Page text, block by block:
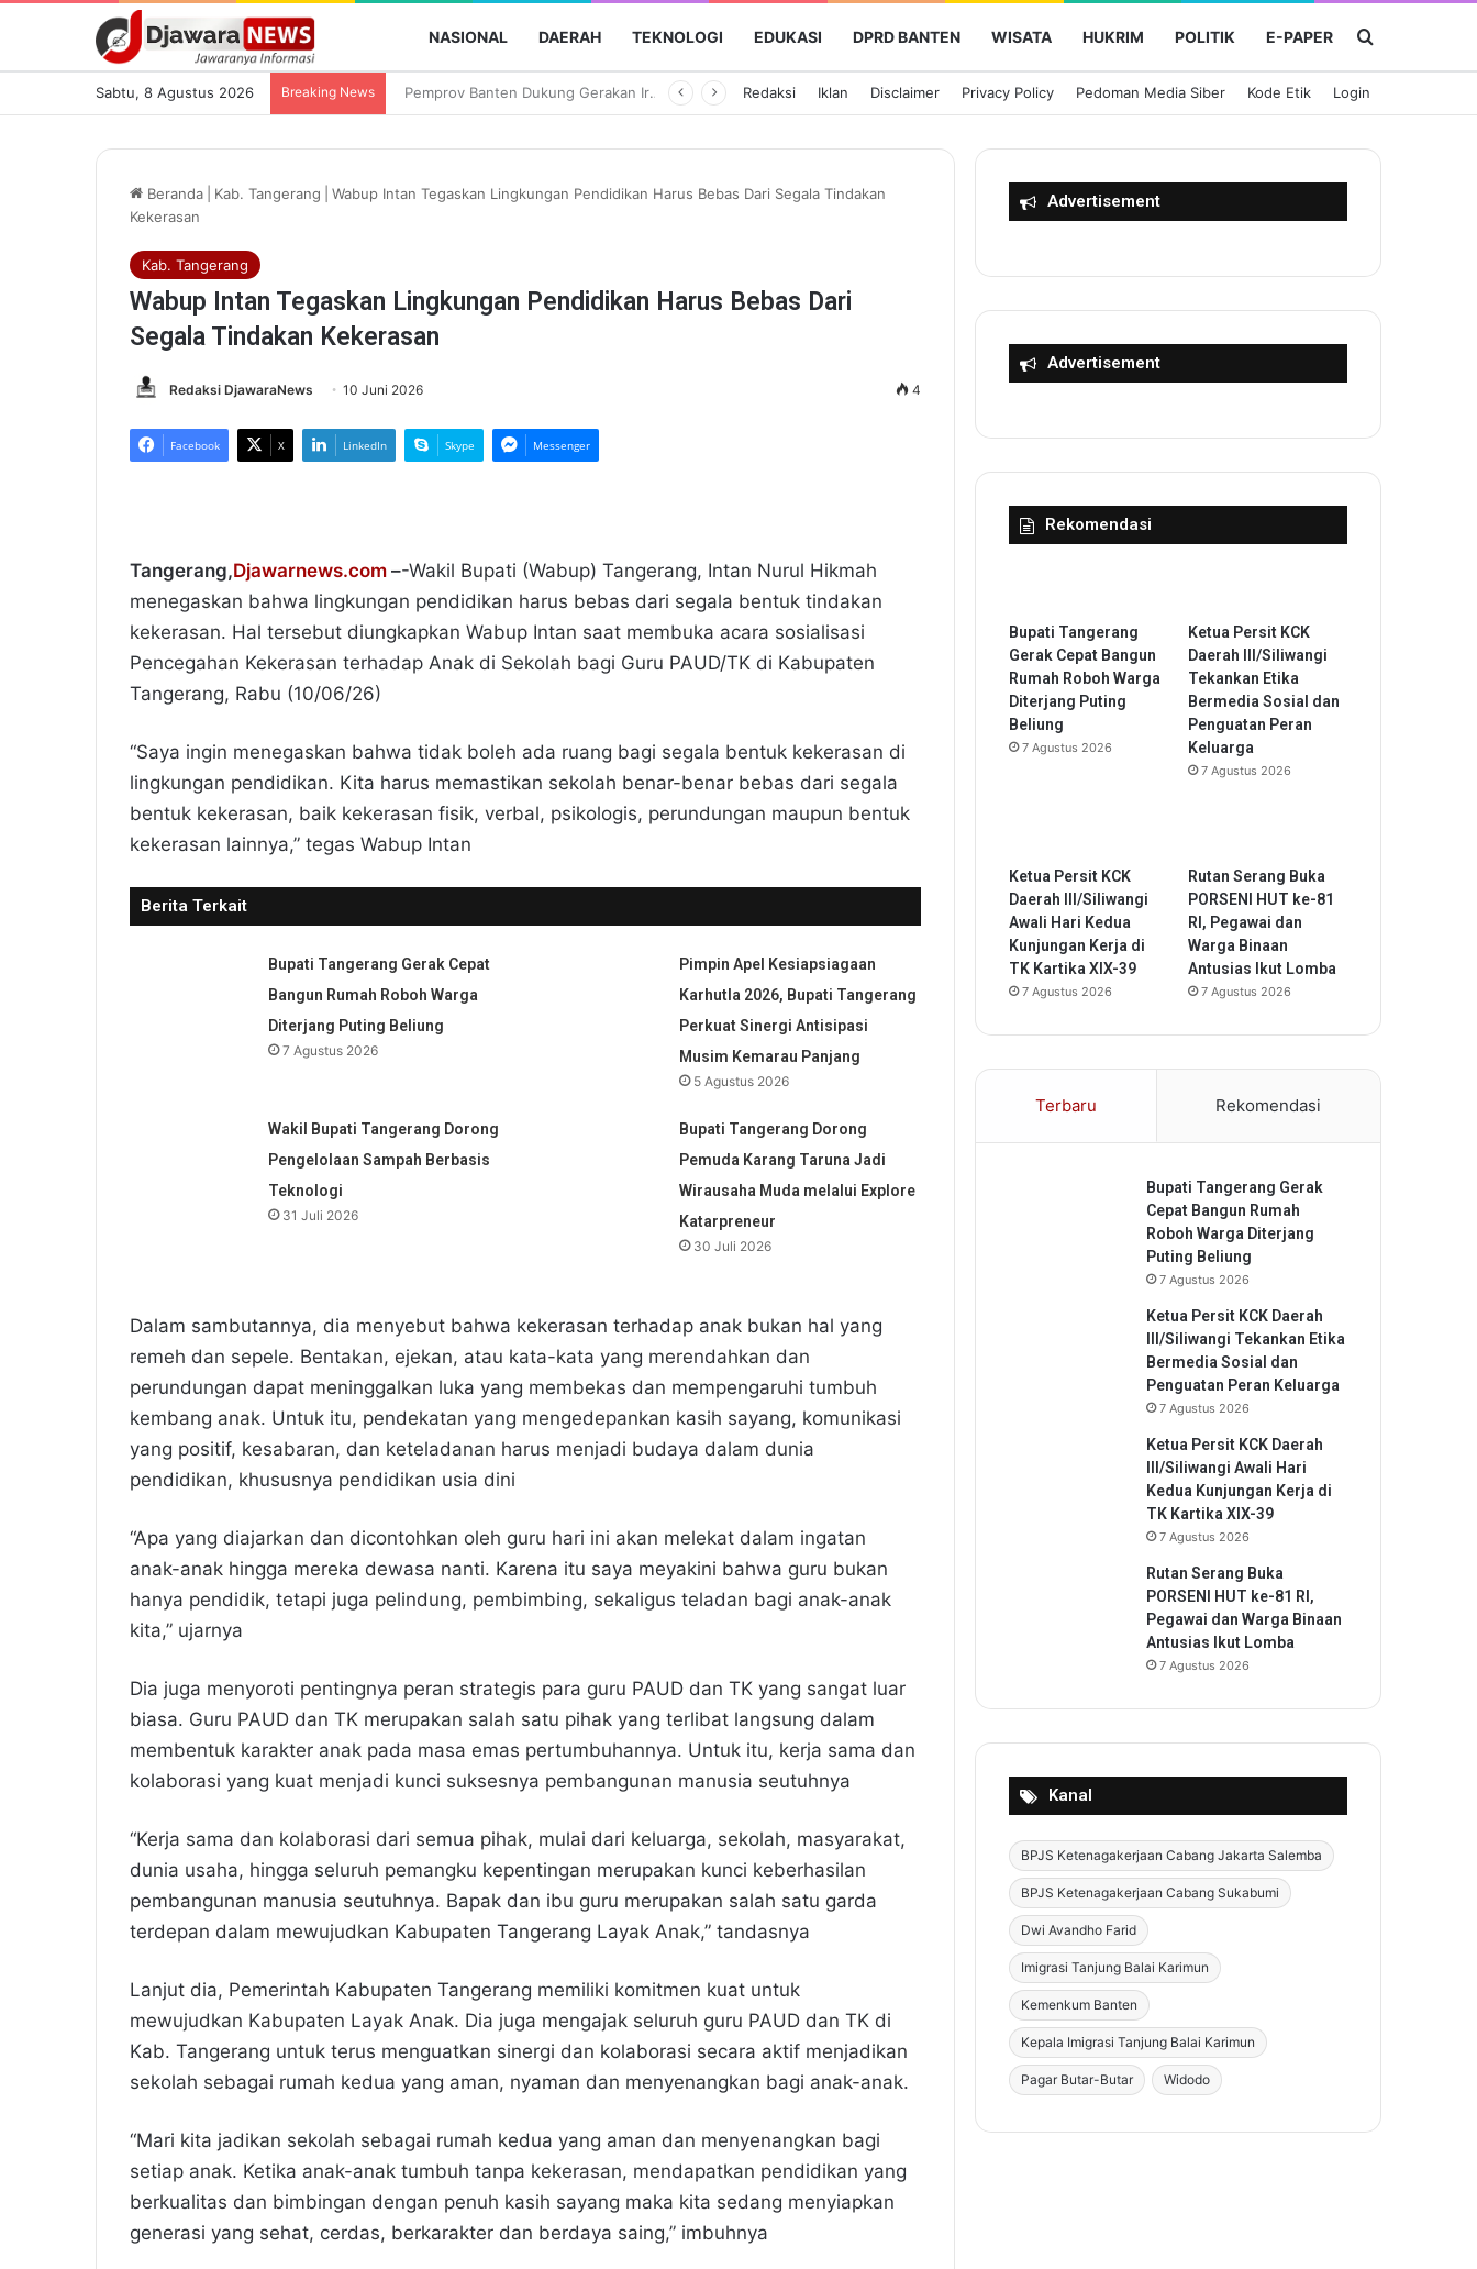
NASIONAL DAERAH TEKNOLOGI EDUKASI DPRD BANTEN WISATA HUKRIM POLITIK E-PAPER Cari Berita
Sabtu, 8 Agustus 2026 Breaking News Semarak HUT Ke-81 RI, Pemkot Tangerang Gelar Aksi Bersih Kota dan Bagikan Bendera Merah Putih Redaksi Iklan Disclaimer Privacy Policy Pedoman Media Siber Kode Etik Login
Beranda Kab. Tangerang
Wabup Intan Tegaskan Lingkungan Pendidikan Harus Bebas Dari Segala Tindakan
Kekerasan
Kab. Tangerang
Wabup Intan Tegaskan Lingkungan Pendidikan Harus Bebas Dari
Segala Tindakan Kekerasan
Redaksi DjawaraNews 10 Juni 2026 4
Facebook X LinkedIn Skype Messenger
Tangerang,Djawarnews.com –-Wakil Bupati (Wabup) Tangerang, Intan Nurul Hikmah
menegaskan bahwa lingkungan pendidikan harus bebas dari segala bentuk tindakan
kekerasan. Hal tersebut diungkapkan Wabup Intan saat membuka acara sosialisasi
Pencegahan Kekerasan terhadap Anak di Sekolah bagi Guru PAUD/TK di Kabupaten
Tangerang, Rabu (10/06/26)
“Saya ingin menegaskan bahwa tidak boleh ada ruang bagi segala bentuk kekerasan di
lingkungan pendidikan. Kita harus memastikan sekolah benar-benar bebas dari segala
bentuk kekerasan, baik kekerasan fisik, verbal, psikologis, perundungan maupun bentuk
kekerasan lainnya,” tegas Wabup Intan
Berita Terkait
Bupati Tangerang Gerak Cepat
Bangun Rumah Roboh Warga
Diterjang Puting Beliung
7 Agustus 2026
Pimpin Apel Kesiapsiagaan
Karhutla 2026, Bupati Tangerang
Perkuat Sinergi Antisipasi
Musim Kemarau Panjang
5 Agustus 2026
Wakil Bupati Tangerang Dorong
Pengelolaan Sampah Berbasis
Teknologi
31 Juli 2026
Bupati Tangerang Dorong
Pemuda Karang Taruna Jadi
Wirausaha Muda melalui Explore
Katarpreneur
30 Juli 2026
Dalam sambutannya, dia menyebut bahwa kekerasan terhadap anak bukan hal yang
remeh dan sepele. Bentakan, ejekan, atau kata-kata yang merendahkan dan
perundungan dapat meninggalkan luka yang membekas dan mempengaruhi tumbuh
kembang anak. Untuk itu, pendekatan yang mengedepankan kasih sayang, komunikasi
yang positif, kesabaran, dan keteladanan harus menjadi budaya dalam dunia
pendidikan, khususnya pendidikan usia dini
“Apa yang diajarkan dan dicontohkan oleh guru hari ini akan melekat dalam ingatan
anak-anak hingga mereka dewasa nanti. Karena itu saya meyakini bahwa guru bukan
hanya pendidik, tetapi juga pelindung, pembimbing, sekaligus teladan bagi anak-anak
kita,” ujarnya
Dia juga menyoroti pentingnya peran strategis para guru PAUD dan TK yang sangat luar
biasa. Guru PAUD dan TK merupakan salah satu pihak yang terlibat langsung dalam
membentuk karakter anak pada masa emas pertumbuhannya. Untuk itu, kerja sama dan
kolaborasi yang kuat menjadi kunci suksesnya pembangunan manusia seutuhnya
“Kerja sama dan kolaborasi dari semua pihak, mulai dari keluarga, sekolah, masyarakat,
dunia usaha, hingga seluruh pemangku kepentingan merupakan kunci keberhasilan
pembangunan manusia seutuhnya. Bapak dan ibu guru merupakan salah satu garda
terdepan dalam mewujudkan Kabupaten Tangerang Layak Anak,” tandasnya
Lanjut dia, Pemerintah Kabupaten Tangerang memiliki komitmen kuat untuk
mewujudkan Kabupaten Layak Anak. Dia juga mengajak seluruh guru PAUD dan TK di
Kab. Tangerang untuk terus menguatkan sinergi dan kolaborasi secara aktif menjadikan
sekolah sebagai rumah kedua yang aman, nyaman dan menyenangkan bagi anak-anak.
“Mari kita jadikan sekolah sebagai rumah kedua yang aman dan menyenangkan bagi
setiap anak. Ketika anak-anak tumbuh tanpa kekerasan, mendapatkan pendidikan yang
berkualitas dan bimbingan dengan penuh kasih sayang maka kita sedang menyiapkan
generasi yang sehat, cerdas, berkarakter dan berdaya saing,” imbuhnya
Advertisement
Advertisement
Rekomendasi
Bupati Tangerang
Gerak Cepat Bangun
Rumah Roboh Warga
Diterjang Puting
Beliung
7 Agustus 2026
Ketua Persit KCK
Daerah III/Siliwangi
Tekankan Etika
Bermedia Sosial dan
Penguatan Peran
Keluarga
7 Agustus 2026
Ketua Persit KCK
Daerah III/Siliwangi
Awali Hari Kedua
Kunjungan Kerja di
TK Kartika XIX-39
7 Agustus 2026
Rutan Serang Buka
PORSENI HUT ke-81
RI, Pegawai dan
Warga Binaan
Antusias Ikut Lomba
7 Agustus 2026
Terbaru Rekomendasi
Bupati Tangerang Gerak
Cepat Bangun Rumah
Roboh Warga Diterjang
Puting Beliung
7 Agustus 2026
Ketua Persit KCK Daerah
III/Siliwangi Tekankan Etika
Bermedia Sosial dan
Penguatan Peran Keluarga
7 Agustus 2026
Ketua Persit KCK Daerah
III/Siliwangi Awali Hari
Kedua Kunjungan Kerja di
TK Kartika XIX-39
7 Agustus 2026
Rutan Serang Buka
PORSENI HUT ke-81 RI,
Pegawai dan Warga Binaan
Antusias Ikut Lomba
7 Agustus 2026
Kanal
BPJS Ketenagakerjaan Cabang Jakarta Salemba
BPJS Ketenagakerjaan Cabang Sukabumi
Dwi Avandho Farid
Imigrasi Tanjung Balai Karimun
Kemenkum Banten
Kepala Imigrasi Tanjung Balai Karimun
Pagar Butar-Butar Widodo